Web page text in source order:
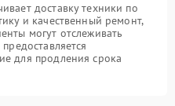
доставку техники по
и качественный ремонт,
могут отслеживать
для продления срока